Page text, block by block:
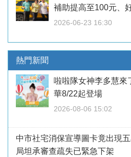
補助提高至100元、
2026-06-23 16:30
熱門新聞
啦啦隊女神李多慧
華8/22起登場
2026-08-06 15:02
中市社宅消保宣導圖卡竟出現
局坦承審查疏失已緊急下架